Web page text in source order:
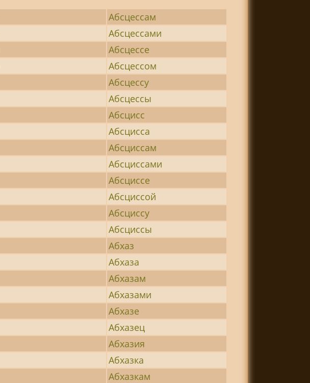
Абсцессам
Абсцессами
Абсцессе
Абсцессом
Абсцессу
Абсцессы
Абсцисс
Абсцисса
Абсциссам
Абсциссами
Абсциссе
Абсциссой
Абсциссу
Абсциссы
Абхаз
Абхаза
Абхазам
Абхазами
Абхазе
Абхазец
Абхазия
Абхазка
Абхазкам